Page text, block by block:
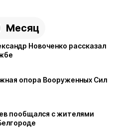
Месяц
Новоченко рассказал
опора Вооруженных Сил
пообщался с жителями